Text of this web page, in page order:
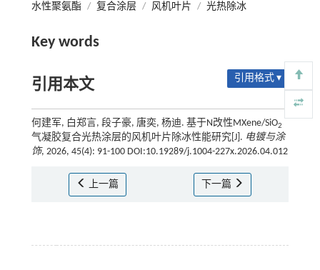
水性聚氨酯 / 复合涂层 / 风机叶片 / 光热除冰
Key words
引用本文 引用格式 ▾
何建军, 白郑言, 段子豪, 唐奕, 杨迪. 基于N改性MXene/SiO2
气凝胶复合光热涂层的风机叶片除冰性能研究[J]. 电镀与涂
饰, 2026, 45(4): 91-100 DOI:10.19289/j.1004-227x.2026.04.012
上一篇 下一篇